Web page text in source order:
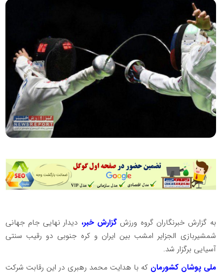
به گزارش خبرنگاران گروه ورزش گزارش خبر، دیدار نهایی جام جهانی
شمشیربازی الجزایر امشب بین ایران و کره جنوبی دو رقیب سنتی
آسیایی برگزار شد.
ملی پوشان کشورمان که با هدایت محمد رهبری در این رقابت شرکت